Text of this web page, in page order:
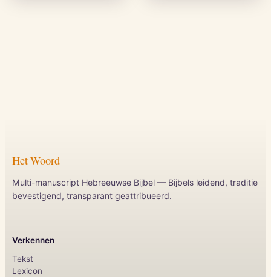
Het Woord
Multi-manuscript Hebreeuwse Bijbel — Bijbels leidend, traditie
bevestigend, transparant geattribueerd.
Verkennen
Tekst
Lexicon